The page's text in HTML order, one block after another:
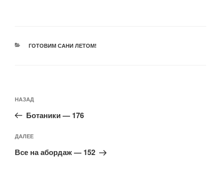
РУБРИКИ
ГОТОВИМ САНИ ЛЕТОМ!
по
записям
Предыдущая
запись:
НАЗАД
Ботаники — 176
Следующая
запись
ДАЛЕЕ
Все на абордаж — 152